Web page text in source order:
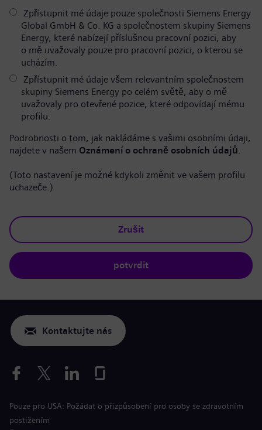
Zpřístupnit mé údaje pouze společnosti Siemens Energy
Global GmbH & Co. KG a společnostem skupiny Siemens
Energy, které nabízejí příslušnou pracovní pozici, aby
o mě uvažovaly pouze pro pracovní pozici, o kterou se
ucházím.
Zpřístupnit mé údaje všem relevantním společnostem
skupiny Siemens Energy po celém světě, aby o mě
uvažovaly pro otevřené pozice, které odpovídají mému
profilu.
Podrobnosti o tom, jak nakládáme s vašimi osobními údaji,
najdete v našem Oznámení o ochraně osobních údajů.
(Toto nastavení je možné kdykoli změnit ve vašem profilu
uchazeče.)
Zrušit
potvrdit
Kontaktujte nás
Pouze pro USA: Požádat o přizpůsobení pro osoby se zdravotním
postižením